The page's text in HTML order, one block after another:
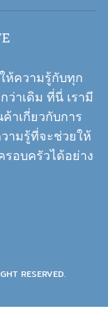
ห้ความรู้กับทุก
าเดิม ที่นี่ เรามี
าเกี่ยวกับการ
ามรู้ที่จะช่วยให้
อบครัวได้อย่าง
RESERVED.